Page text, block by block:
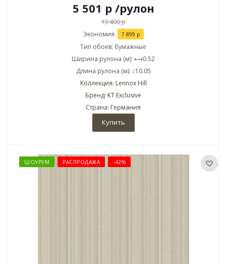
5 501 р /рулон
13 400р
Экономия 7 899 р
Тип обоев: бумажные
Ширина рулона (м): ⟷0.52
Длина рулона (м): ↕10.05
Коллекция: Lennox Hill
Бренд: KT Exclusive
Страна: Германия
Купить
ШОУРУМ РАСПРОДАЖА -42%